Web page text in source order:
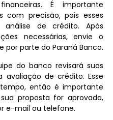
É importante
com precisão, pois esses
de crédito. Após
necessárias, envie o
por parte do Paraná Banco.
do banco revisará suas
de crédito. Esse
então é importante
proposta for aprovada,
e-mail ou telefone.